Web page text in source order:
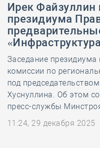
Ирек Файзуллин
президиума
Заседание
комиссии по
под
Хуснуллина. Об этом
пресс-службы
11:24, 29 декабря 2025